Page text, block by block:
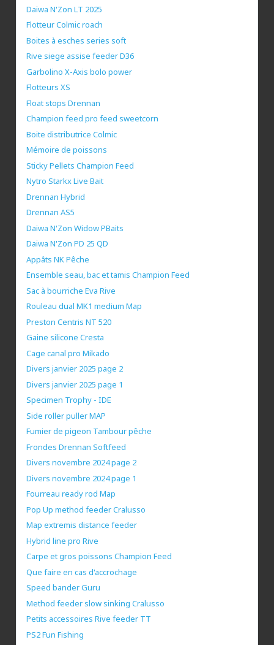
Daiwa N'Zon LT 2025
Flotteur Colmic roach
Boites à esches series soft
Rive siege assise feeder D36
Garbolino X-Axis bolo power
Flotteurs XS
Float stops Drennan
Champion feed pro feed sweetcorn
Boite distributrice Colmic
Mémoire de poissons
Sticky Pellets Champion Feed
Nytro Starkx Live Bait
Drennan Hybrid
Drennan AS5
Daiwa N'Zon Widow PBaits
Daiwa N'Zon PD 25 QD
Appâts NK Pêche
Ensemble seau, bac et tamis Champion Feed
Sac à bourriche Eva Rive
Rouleau dual MK1 medium Map
Preston Centris NT 520
Gaine silicone Cresta
Cage canal pro Mikado
Divers janvier 2025 page 2
Divers janvier 2025 page 1
Specimen Trophy - IDE
Side roller puller MAP
Fumier de pigeon Tambour pêche
Frondes Drennan Softfeed
Divers novembre 2024 page 2
Divers novembre 2024 page 1
Fourreau ready rod Map
Pop Up method feeder Cralusso
Map extremis distance feeder
Hybrid line pro Rive
Carpe et gros poissons Champion Feed
Que faire en cas d'accrochage
Speed bander Guru
Method feeder slow sinking Cralusso
Petits accessoires Rive feeder TT
PS2 Fun Fishing